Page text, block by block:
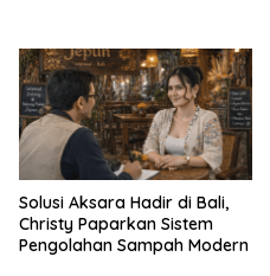
Solusi Aksara Hadir di Bali,
Christy Paparkan Sistem
Pengolahan Sampah Modern